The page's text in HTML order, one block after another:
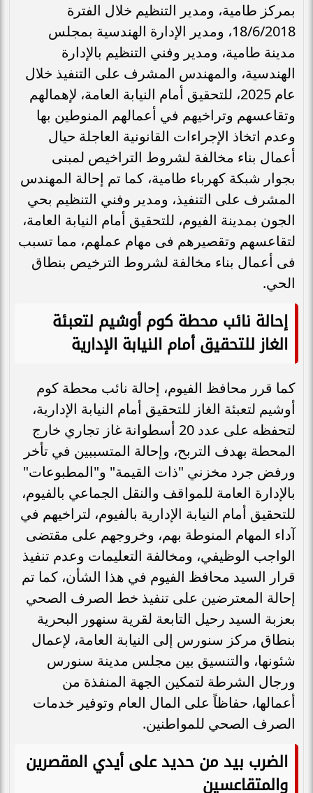
بمركز طامية، ومدير التنظيم خلال الفترة
18/6/2018، ومدير الإدارة الهندسية بمجلس
مدينة طامية، ومدير وفني التنظيم بالإدارة
الهندسية، والمهندس المشرف على التنفيذ خلال
عام 2025، للتحقيق أمام النيابة العامة، لإهمالهم
وتقاعسهم وتراخيهم في أعمالهم المنوطين بها
وعدم اتخاذ الإجراءات القانونية العاجلة حيال
أعمال بناء مخالفة لشروط التراخيص لمبنى
بجوار شبكة كهرباء طامية، كما تم إحالة المهندس
المشرف على التنفيذ، ومدير وفني التنظيم بحي
الجون بمدينة الفيوم، للتحقيق أمام النيابة العامة،
لتقاعسهم وتقصيرهم فى مهام عملهم، مما تسبب
فى أعمال بناء مخالفة لشروط الترخيص بنطاق
الحي.
إحالة نائب محطة كوم أوشيم لتعبئة
الغاز للتحقيق أمام النيابة الإدارية
كما قرر محافظ الفيوم، إحالة نائب محطة كوم
أوشيم لتعبئة الغاز للتحقيق أمام النيابة الإدارية،
لتحفظه على عدد 20 أسطوانة غاز تجاري خارج
المحطة بهدف التربح، وإحالة المتسببين في تأخر
ورفض جرد مخزني "ذات القيمة" و"المطبوعات"
بالإدارة العامة للمواقف والنقل الجماعي بالفيوم،
للتحقيق أمام النيابة الإدارية بالفيوم، لتراخيهم في
آداء المهام المنوطة بهم، وخروجهم على مقتضى
الواجب الوظيفي، ومخالفة التعليمات وعدم تنفيذ
قرار السيد محافظ الفيوم في هذا الشأن، كما تم
إحالة المعترضين على تنفيذ خط الصرف الصحي
بعزبة السيد رحيل التابعة لقرية سنهور البحرية
بنطاق مركز سنورس إلى النيابة العامة، لإعمال
شئونها، والتنسيق بين مجلس مدينة سنورس
ورجال الشرطة لتمكين الجهة المنفذة من
أعمالها، حفاظاً على المال العام وتوفير خدمات
الصرف الصحي للمواطنين.
الضرب بيد من حديد على أيدي المقصرين
والمتقاعسين